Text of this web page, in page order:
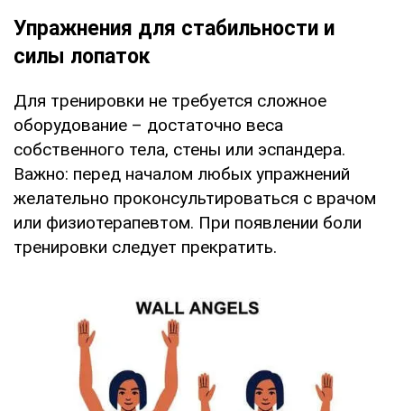
Упражнения для стабильности и
силы лопаток
Для тренировки не требуется сложное
оборудование – достаточно веса
собственного тела, стены или эспандера.
Важно: перед началом любых упражнений
желательно проконсультироваться с врачом
или физиотерапевтом. При появлении боли
тренировки следует прекратить.